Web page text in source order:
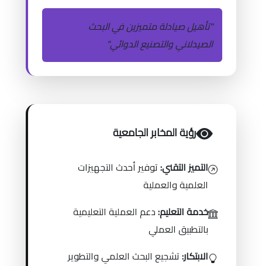
"تأهيل صيادلة متميزين في البحث
الصيدلاني والتصنيع الدوائي"
رؤية المخابر الجامعية
التميز التقني:توفير أحدث التجهيزات
العلمية والعملية
خدمة التعليم:دعم العملية التعليمية
بالتطبيق العملي
الابتكار:تشجيع البحث العلمي والتطوير